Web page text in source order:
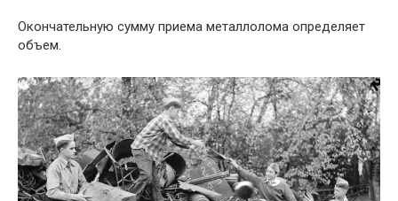
Окончательную сумму приема металлолома определяет
объем.